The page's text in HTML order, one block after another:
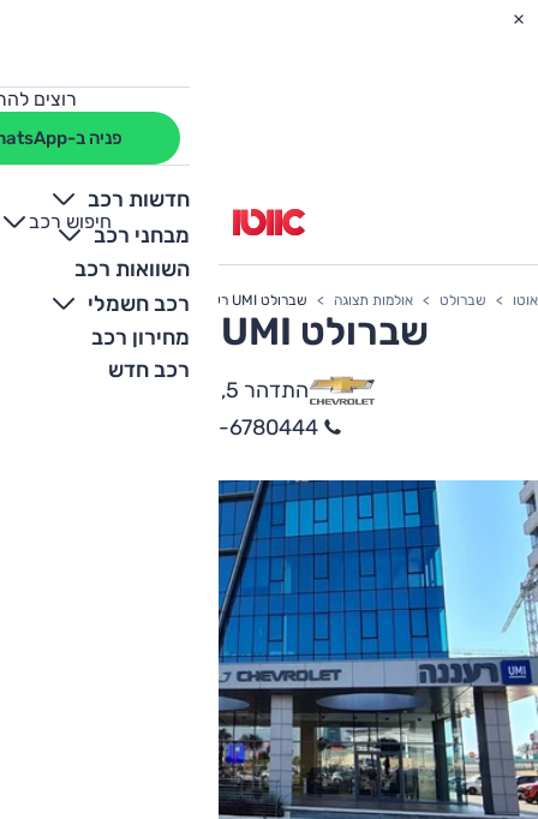
רוצים
פניה ב-WhatsApp
חדשות רכב
מבחני רכב
השוואות רכב
רכב חשמלי
מחירון רכב
רכב חדש
חיפוש רכב
+
-
אוטו שברולט אולמות תצוגה שברולט UMI רעננה
שברולט UMI רעננה
התדהר 5, רעננה
09-6780444